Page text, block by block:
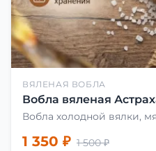
ВЯЛЕНАЯ ВОБЛА
Вобла вяленая
Вобла холодной вялки,
1 350 ₽ 1 500 ₽